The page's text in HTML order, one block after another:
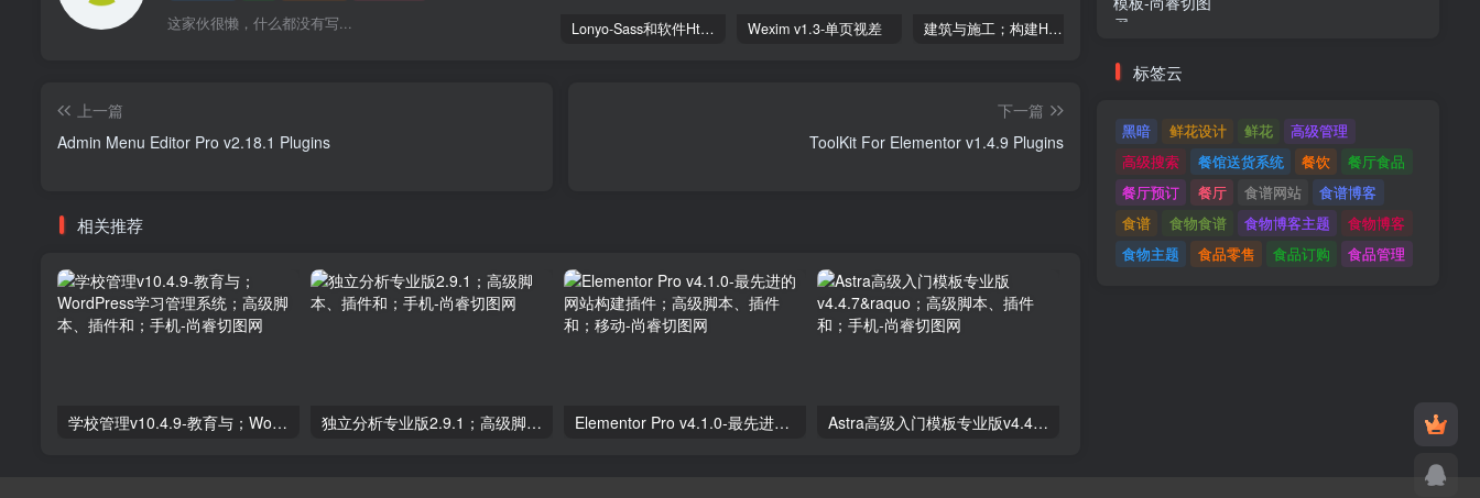
这家伙很懒，什么都没有写... Lonyo-Sass和软件Html模板 Wexim v1.3-单页视差 建筑与施工；构建HTML模板
上一篇
Admin Menu Editor Pro v2.18.1 Plugins
下一篇
ToolKit For Elementor v1.4.9 Plugins
相关推荐
学校管理v10.4.9-教育与；WordPress学习管理系统；高级脚本、插件和；手机 独立分析专业版2.9.1；高级脚本、插件和；手机 Elementor Pro v4.1.0-最先进的网站构建插件；高级脚本、插件和；移动 Astra高级入门模板专业版v4.4.7&raquo；高级脚本、插件和；手机
标签云
黑暗 鲜花设计 鲜花
高级管理
高级搜索
餐馆送货系统 餐饮
餐厅食品
餐厅预订
餐厅 食谱网站
食谱博客
食谱
食物食谱 食物博客主题
食物博客
食物主题
食品零售 食品订购 食品管理